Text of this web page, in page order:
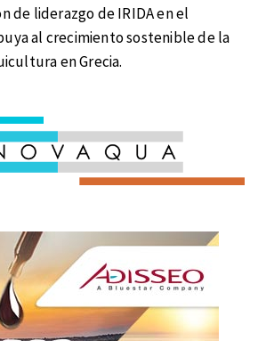
de liderazgo de IRIDA en el
al crecimiento sostenible de la
en Grecia.